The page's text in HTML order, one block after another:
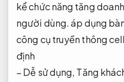
kể chức năng tăng
người dùng.áp dụng
công cụ truyền thông
định
– Dễ sử dụng, Tăng